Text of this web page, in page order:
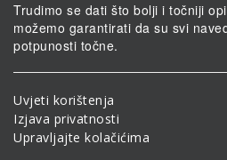
Trudimo se dati što bolji i točniji
možemo garantirati da su svi
potpunosti točne.
Uvjeti korištenja
Izjava privatnosti
Upravljajte kolačićima